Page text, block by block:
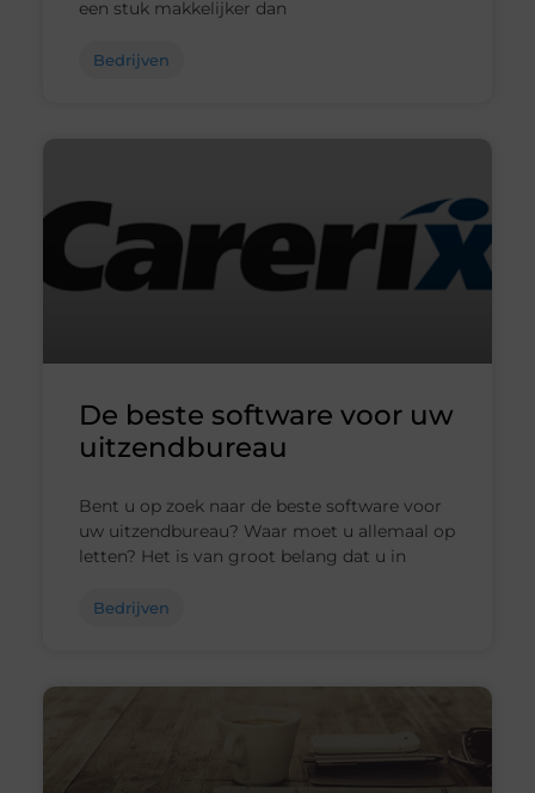
een stuk makkelijker dan
Bedrijven
De beste software voor uw
uitzendbureau
Bent u op zoek naar de beste software voor
uw uitzendbureau? Waar moet u allemaal op
letten? Het is van groot belang dat u in
Bedrijven